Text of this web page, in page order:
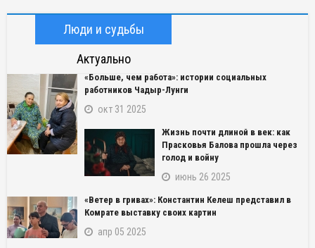
Люди и судьбы
Актуально
«Больше, чем работа»: истории социальных
работников Чадыр-Лунги
окт 31 2025
Жизнь почти длиной в век: как
Прасковья Балова прошла через
голод и войну
июнь 26 2025
«Ветер в гривах»: Константин Келеш представил в
Комрате выставку своих картин
апр 05 2025